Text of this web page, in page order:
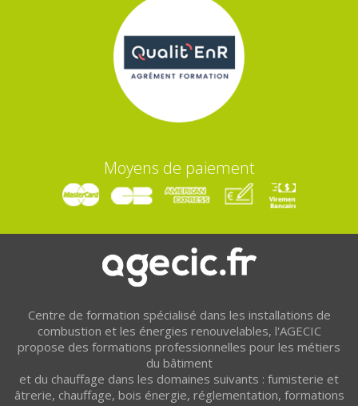
Moyens de paiement
Centre de formation spécialisé dans les installations de
combustion et les énergies renouvelables, l'AGECIC
propose des formations professionnelles pour les métiers
du bâtiment
et du chauffage dans les domaines suivants : fumisterie et
âtrerie, chauffage, bois énergie, réglementation, formations